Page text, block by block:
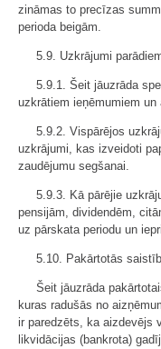
zināmas to precīzas
perioda beigām.
5.9. Uzkrājumi
5.9.1. Šeit jāuzrāda
uzkrātiem ieņēmumiem
5.9.2. Vispārējos
uzkrājumi, kas izveidoti
zaudējumu segšanai.
5.9.3. Kā pārējie
pensijām, dividendēm,
uz pārskata periodu un
5.10. Pakārtotās
Šeit jāuzrāda
kuras radušās no
ir paredzēts, ka aizdevējs
likvidācijas (bankrota)